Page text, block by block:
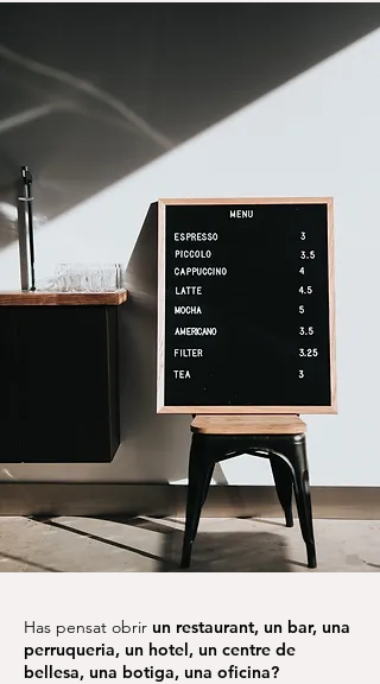
Has pensat obrir un restaurant, un bar, una
perruqueria, un hotel, un centre de
bellesa, una botiga, una oficina?